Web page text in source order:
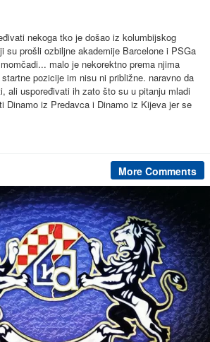
nekoga tko je došao iz kolumbijskog
su prošli ozbiljne akademije Barcelone i PSGa
malo je nekorektno prema njima
pozicije im nisu ni približne. naravno da
ali uspoređivati ih zato što su u pitanju mladi
Dinamo iz Predavca i Dinamo iz Kijeva jer se
More Comments